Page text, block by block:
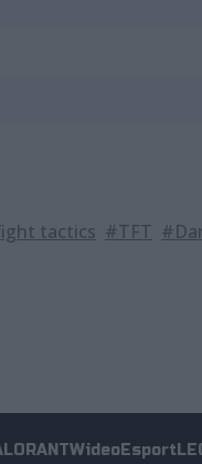
tactics #TFT
WideoEsport